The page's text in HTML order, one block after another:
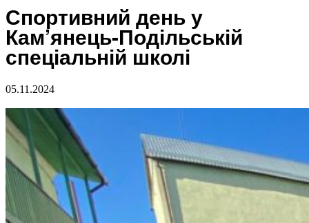
Спортивний день у
Кам’янець-Подільській
спеціальній школі
05.11.2024